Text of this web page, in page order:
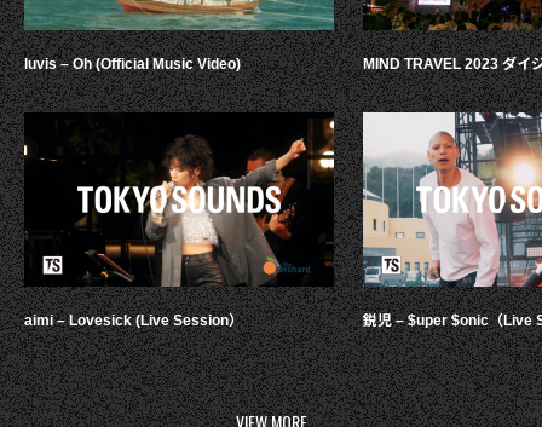
luvis – Oh (Official Music Video)
aimi – Lovesick (Live Session）
MIND TRAVEL 2023 ダイ
鋭児 – $uper $onic（Live
VIEW MORE